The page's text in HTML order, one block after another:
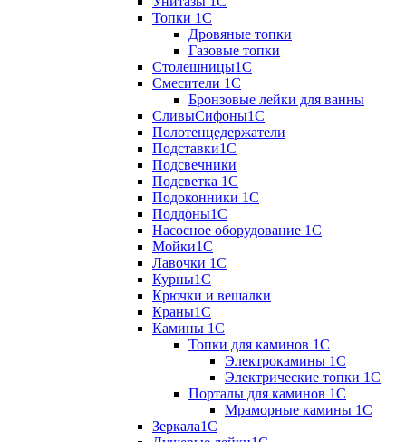
Топки 1С
Дровяные топки
Газовые топки
Столешницы1С
Смесители 1С
Бронзовые лейки для ванны
СливыСифоны1С
Полотенцедержатели
Подставки1С
Подсвечники
Подсветка 1С
Подоконники 1С
Поддоны1С
Насосное оборудование 1С
Мойки1С
Лавочки 1С
Курны1С
Крючки и вешалки
Краны1С
Камины 1C
Топки для каминов 1C
Электрокамины 1С
Электрические топки 1C
Порталы для каминов 1С
Мраморные камины 1C
Зеркала1С